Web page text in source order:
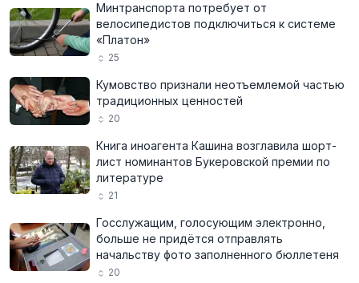
Минтранспорта потребует от
велосипедистов подключиться к системе
«Платон»
25
Кумовство признали неотъемлемой частью
традиционных ценностей
20
Книга иноагента Кашина возглавила шорт-
лист номинантов Букеровской премии по
литературе
21
Госслужащим, голосующим электронно,
больше не придётся отправлять
начальству фото заполненного бюллетеня
20